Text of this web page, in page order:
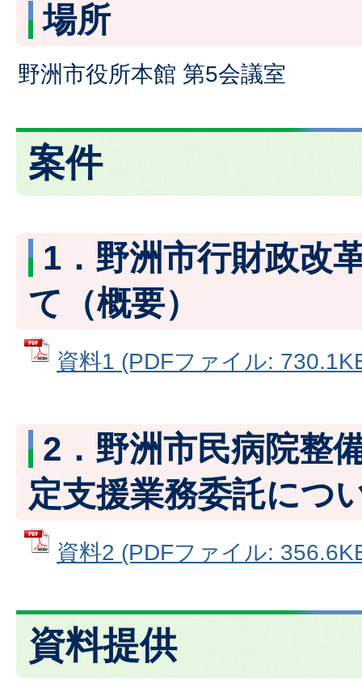
場所
野洲市役所本館 第5会議室
案件
1．野洲市行財政改
て（概要）
資料1 (PDFファイル:
2．野洲市民病院整
定支援業務委託につ
資料2 (PDFファイル:
資料提供